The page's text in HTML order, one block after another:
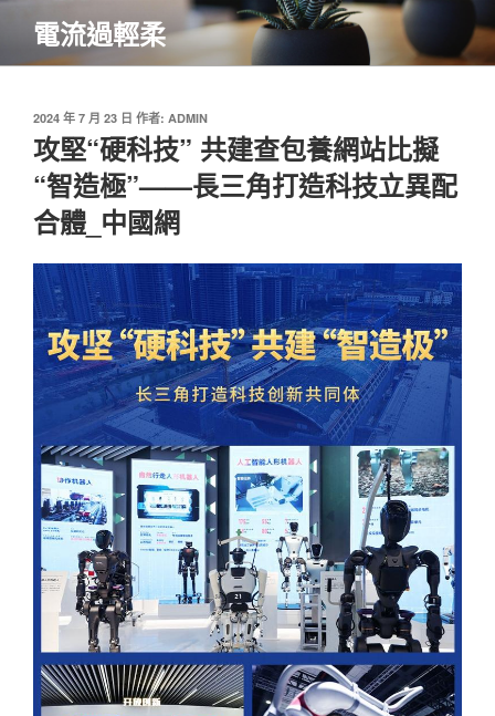
主
電流過輕柔
發
佈
於
2024 年 7 月 23 日 作者: ADMIN
攻堅“硬科技” 共建查包養網站比擬
“智造極”——長三角打造科技立異配
合體_中國網